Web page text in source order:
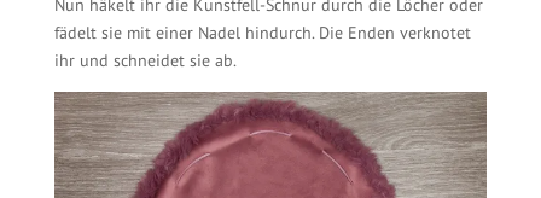
Nun häkelt ihr die Kunstfell-Schnur durch die Löcher oder
fädelt sie mit einer Nadel hindurch. Die Enden verknotet
ihr und schneidet sie ab.